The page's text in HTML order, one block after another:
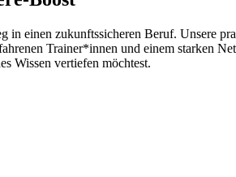
einen zukunftssicheren Beruf. Unsere
Trainer*innen und einem starken
Wissen vertiefen möchtest.